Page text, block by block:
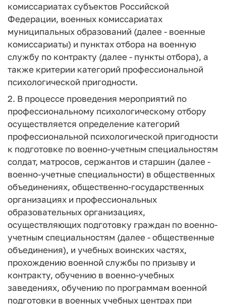
комиссариатах субъектов Российской
Федерации, военных комиссариатах
муниципальных образований (далее - военные
комиссариаты) и пунктах отбора на военную
службу по контракту (далее - пункты отбора), а
также критерии категорий профессиональной
психологической пригодности.
2. В процессе проведения мероприятий по
профессиональному психологическому отбору
осуществляется определение категорий
профессиональной психологической пригодности
к подготовке по военно-учетным специальностям
солдат, матросов, сержантов и старшин (далее -
военно-учетные специальности) в общественных
объединениях, общественно-государственных
организациях и профессиональных
образовательных организациях,
осуществляющих подготовку граждан по военно-
учетным специальностям (далее - общественные
объединения), и учебных воинских частях,
прохождению военной службы по призыву и
контракту, обучению в военно-учебных
заведениях, обучению по программам военной
подготовки в военных учебных центрах при